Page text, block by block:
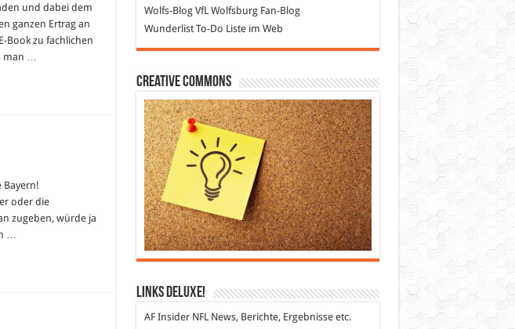
und dabei dem
ganzen Ertrag an
Book zu fachlichen
man …
Bayern!
oder die
zugeben, würde ja
…
Wolfs-BlogVfL Wolfsburg Fan-Blog
WunderlistTo-Do Liste im Web
Creative Commons
Links DeLuXe!
AF InsiderNFL News, Berichte, Ergebnisse etc.